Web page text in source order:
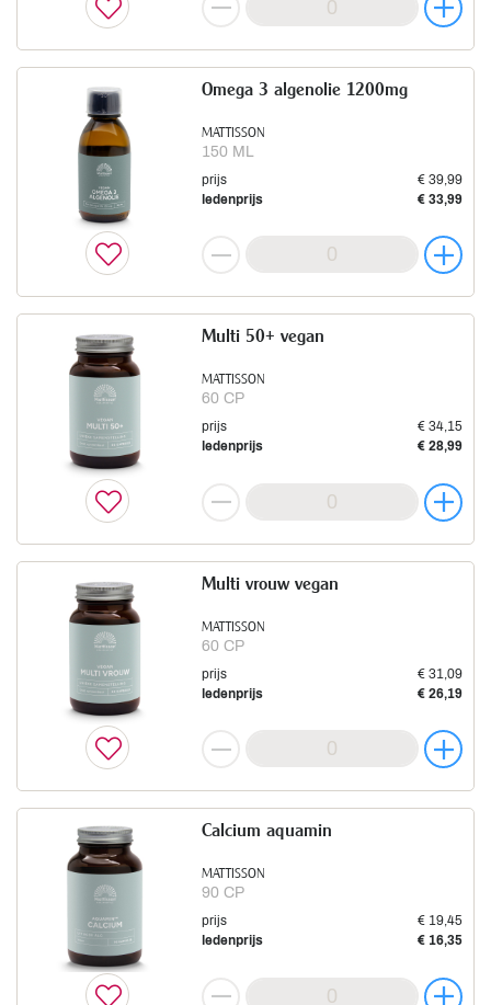
MATTISSON
150 ML
Omega 3 algenolie 1200mg
prijs
€ 39,99
ledenprijs
€ 33,99
MATTISSON
60 CP
Multi 50+ vegan
prijs
€ 34,15
ledenprijs
€ 28,99
MATTISSON
60 CP
Multi vrouw vegan
prijs
€ 31,09
ledenprijs
€ 26,19
MATTISSON
90 CP
Calcium aquamin
prijs
€ 19,45
ledenprijs
€ 16,35